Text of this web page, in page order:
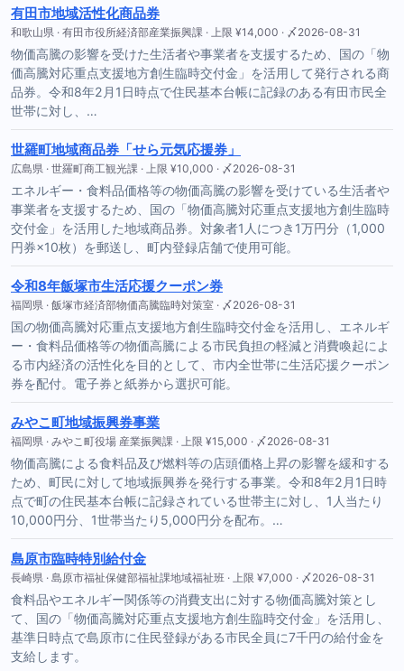
有田市地域活性化商品券
和歌山県 · 有田市役所経済部産業振興課 · 上限 ¥14,000 · 〆2026-08-31
物価高騰の影響を受けた生活者や事業者を支援するため、国の「物
価高騰対応重点支援地方創生臨時交付金」を活用して発行される商
品券。令和8年2月1日時点で住民基本台帳に記録のある有田市民全
世帯に対し、…
世羅町地域商品券「せら元気応援券」
広島県 · 世羅町商工観光課 · 上限 ¥10,000 · 〆2026-08-31
エネルギー・食料品価格等の物価高騰の影響を受けている生活者や
事業者を支援するため、国の「物価高騰対応重点支援地方創生臨時
交付金」を活用した地域商品券。対象者1人につき1万円分（1,000
円券×10枚）を郵送し、町内登録店舗で使用可能。
令和8年飯塚市生活応援クーポン券
福岡県 · 飯塚市経済部物価高騰臨時対策室 · 〆2026-08-31
国の物価高騰対応重点支援地方創生臨時交付金を活用し、エネルギ
ー・食料品価格等の物価高騰による市民負担の軽減と消費喚起によ
る市内経済の活性化を目的として、市内全世帯に生活応援クーポン
券を配付。電子券と紙券から選択可能。
みやこ町地域振興券事業
福岡県 · みやこ町役場 産業振興課 · 上限 ¥15,000 · 〆2026-08-31
物価高騰による食料品及び燃料等の店頭価格上昇の影響を緩和する
ため、町民に対して地域振興券を発行する事業。令和8年2月1日時
点で町の住民基本台帳に記録されている世帯主に対し、1人当たり
10,000円分、1世帯当たり5,000円分を配布。…
島原市臨時特別給付金
長崎県 · 島原市福祉保健部福祉課地域福祉班 · 上限 ¥7,000 · 〆2026-08-31
食料品やエネルギー関係等の消費支出に対する物価高騰対策とし
て、国の「物価高騰対応重点支援地方創生臨時交付金」を活用し、
基準日時点で島原市に住民登録がある市民全員に7千円の給付金を
支給します。